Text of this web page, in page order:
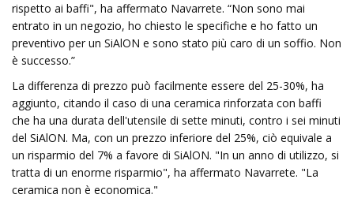
rispetto ai baffi", ha affermato Navarrete. “Non sono mai
entrato in un negozio, ho chiesto le specifiche e ho fatto un
preventivo per un SiAlON e sono stato più caro di un soffio. Non
è successo.”
La differenza di prezzo può facilmente essere del 25-30%, ha
aggiunto, citando il caso di una ceramica rinforzata con baffi
che ha una durata dell'utensile di sette minuti, contro i sei minuti
del SiAlON. Ma, con un prezzo inferiore del 25%, ciò equivale a
un risparmio del 7% a favore di SiAlON. "In un anno di utilizzo, si
tratta di un enorme risparmio", ha affermato Navarrete. "La
ceramica non è economica."